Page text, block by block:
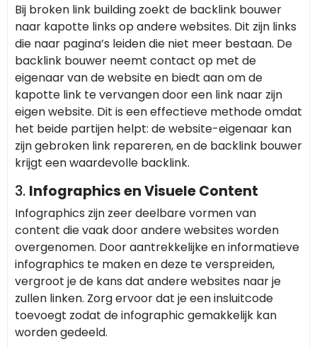
Bij broken link building zoekt de backlink bouwer
naar kapotte links op andere websites. Dit zijn links
die naar pagina’s leiden die niet meer bestaan. De
backlink bouwer neemt contact op met de
eigenaar van de website en biedt aan om de
kapotte link te vervangen door een link naar zijn
eigen website. Dit is een effectieve methode omdat
het beide partijen helpt: de website-eigenaar kan
zijn gebroken link repareren, en de backlink bouwer
krijgt een waardevolle backlink.
3. Infographics en Visuele Content
Infographics zijn zeer deelbare vormen van
content die vaak door andere websites worden
overgenomen. Door aantrekkelijke en informatieve
infographics te maken en deze te verspreiden,
vergroot je de kans dat andere websites naar je
zullen linken. Zorg ervoor dat je een insluitcode
toevoegt zodat de infographic gemakkelijk kan
worden gedeeld.